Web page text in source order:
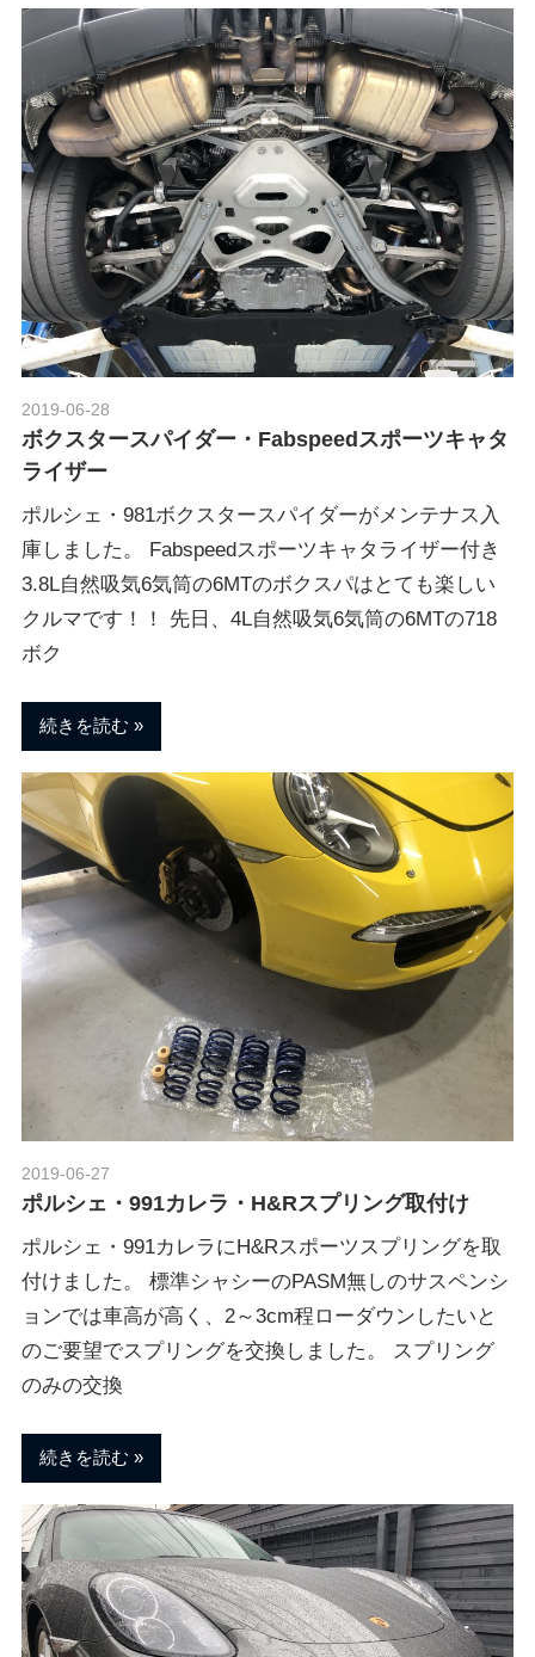
2019-06-28
ボクスタースパイダー・Fabspeedスポーツキャタ
ライザー
ポルシェ・981ボクスタースパイダーがメンテナス入
庫しました。 Fabspeedスポーツキャタライザー付き
3.8L自然吸気6気筒の6MTのボクスパはとても楽しい
クルマです！！ 先日、4L自然吸気6気筒の6MTの718
ボク
続きを読む
2019-06-27
ポルシェ・991カレラ・H&Rスプリング取付け
ポルシェ・991カレラにH&Rスポーツスプリングを取
付けました。 標準シャシーのPASM無しのサスペンシ
ョンでは車高が高く、2～3cm程ローダウンしたいと
のご要望でスプリングを交換しました。 スプリング
のみの交換
続きを読む